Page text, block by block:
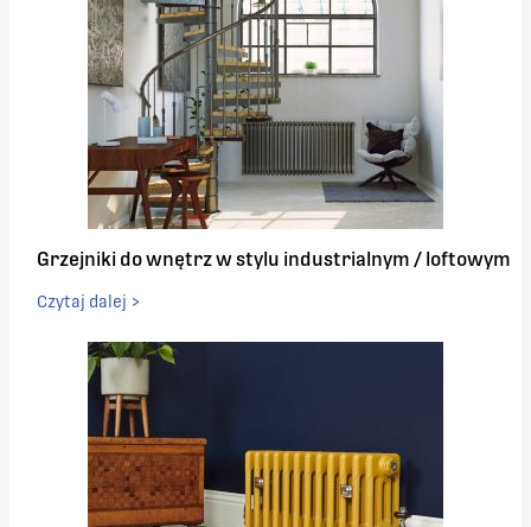
Grzejniki do wnętrz w stylu industrialnym / loftowym
Czytaj dalej >